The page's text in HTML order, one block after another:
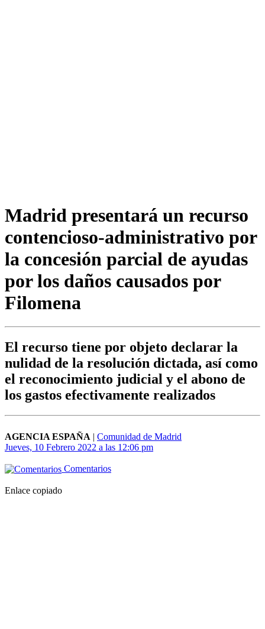
Madrid presentará un recurso
contencioso-administrativo por
la concesión parcial de ayudas
por los daños causados por
Filomena
El recurso tiene por objeto declarar la
nulidad de la resolución dictada, así como
el reconocimiento judicial y el abono de
los gastos efectivamente realizados
AGENCIA ESPAÑA | Comunidad de Madrid
Jueves, 10 Febrero 2022 a las 12:06 pm
Comentarios
Enlace copiado